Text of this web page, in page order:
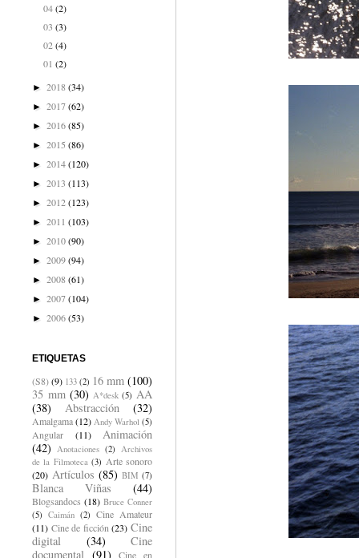
04 (2)
03 (3)
02 (4)
01 (2)
► 2018(34)
► 2017(62)
► 2016(85)
► 2015 (86)
► 2014(120)
► 2013 (113)
► 2012(123)
► 2011 (103)
► 2010(90)
► 2009(94)
► 2008(61)
► 2007(104)
► 2006(53)
ETIQUETAS
(S8)(9) 133 (2) 16 mm (100)
35 mm (30) A*desk (5) AA
(38)
Abstracción (32)
Amalgama(12) Andy Warhol (5)
Angular (11)
Animación
(42)
Anotaciones (2)
Archivos
de la Filmoteca (3) Arte sonoro
(20) Artículos (85) BIM (7)
Blanca Viñas (44)
Blogsandocs (18) Bruce Conner
(5) Caimán (2) Cine Amateur
(11) Cine de ficción (23) Cine
digital
(34)
Cine
documental (91)
Cine en